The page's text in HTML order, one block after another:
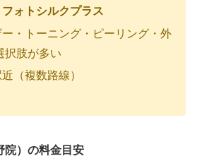
フォトシルクプラス
・トーニング・ピーリング・外
択肢が多い
（複数路線）
院）の料金目安